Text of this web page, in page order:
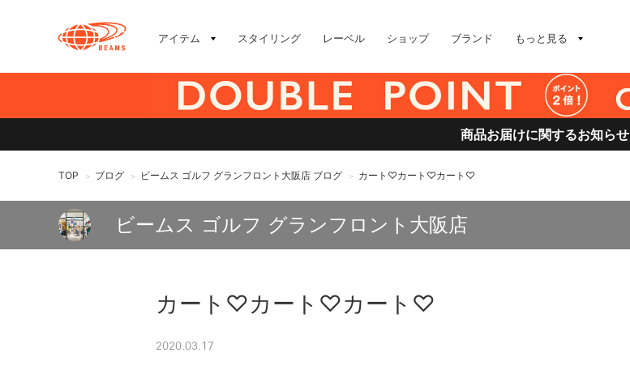
アイテム スタイリング レーベル ショップ ブランド もっと見る
商品お届けに関するお知らせ
TOP > ブログ > ビームス ゴルフ グランフロント大阪店 ブログ > カート♡カート♡カート♡
ビームス ゴルフ グランフロント大阪店
カート♡カート♡カート♡
2020.03.17